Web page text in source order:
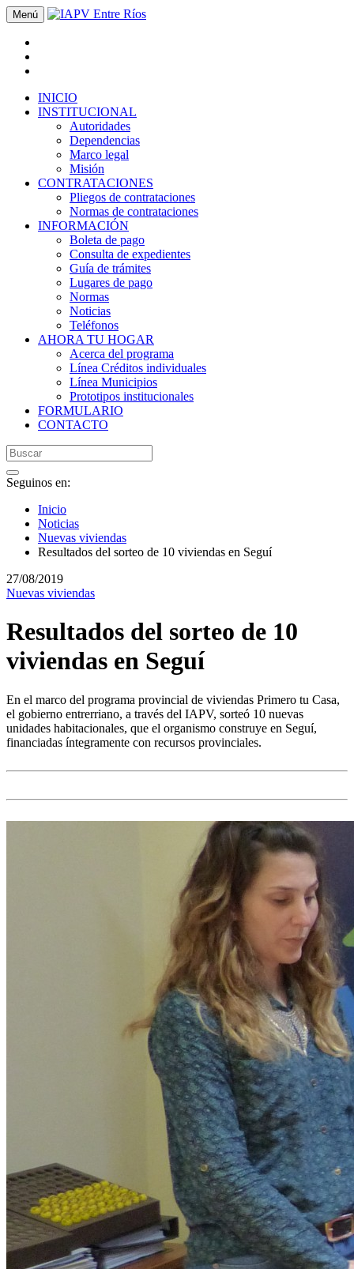
Menú
INICIO
INSTITUCIONAL
Autoridades
Dependencias
Marco legal
Misión
CONTRATACIONES
Pliegos de contrataciones
Normas de contrataciones
INFORMACIÓN
Boleta de pago
Consulta de expedientes
Guía de trámites
Lugares de pago
Normas
Noticias
Teléfonos
AHORA TU HOGAR
Acerca del programa
Línea Créditos individuales
Línea Municipios
Prototipos institucionales
FORMULARIO
CONTACTO
Seguinos en:
Inicio
Noticias
Nuevas viviendas
Resultados del sorteo de 10 viviendas en Seguí
27/08/2019
Nuevas viviendas
Resultados del sorteo de 10
viviendas en Seguí
En el marco del programa provincial de viviendas Primero tu Casa,
el gobierno entrerriano, a través del IAPV, sorteó 10 nuevas
unidades habitacionales, que el organismo construye en Seguí,
financiadas íntegramente con recursos provinciales.